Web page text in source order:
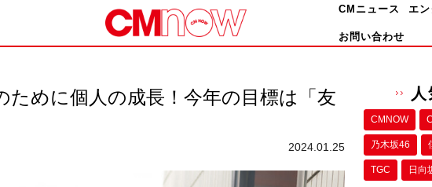
CMニュース エン
お問い合わせ
ために個人の成長！今年の目標は「友
2024.01.25
CMNOW
乃木坂46
TGC 日向